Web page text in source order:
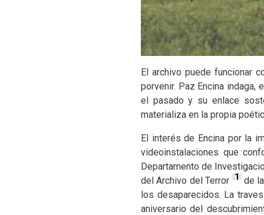
El archivo puede funcionar
porvenir. Paz Encina indaga,
el pasado y su enlace
materializa en la propia
El interés de Encina por la
videoinstalaciones que
Departamento de
del Archivo del Terror
1 de la
los desaparecidos. La
aniversario del